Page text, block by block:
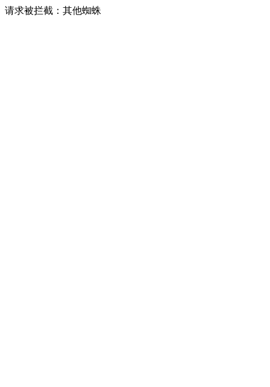
请求被拦截：其他蜘蛛